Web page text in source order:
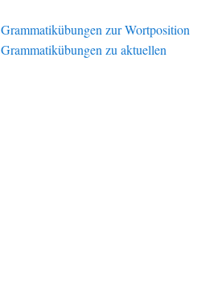
Grammatikübungen zur Wortposition
Grammatikübungen zu aktuellen